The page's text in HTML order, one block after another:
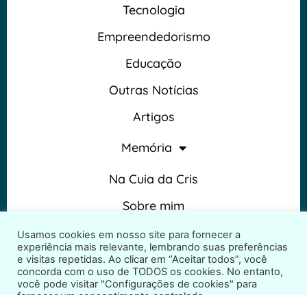
Tecnologia
Empreendedorismo
Educação
Outras Notícias
Artigos
Memória
Na Cuia da Cris
Sobre mim
Termos e Condições
Usamos cookies em nosso site para fornecer a
experiência mais relevante, lembrando suas preferências
e visitas repetidas. Ao clicar em “Aceitar todos”, você
concorda com o uso de TODOS os cookies. No entanto,
você pode visitar "Configurações de cookies" para